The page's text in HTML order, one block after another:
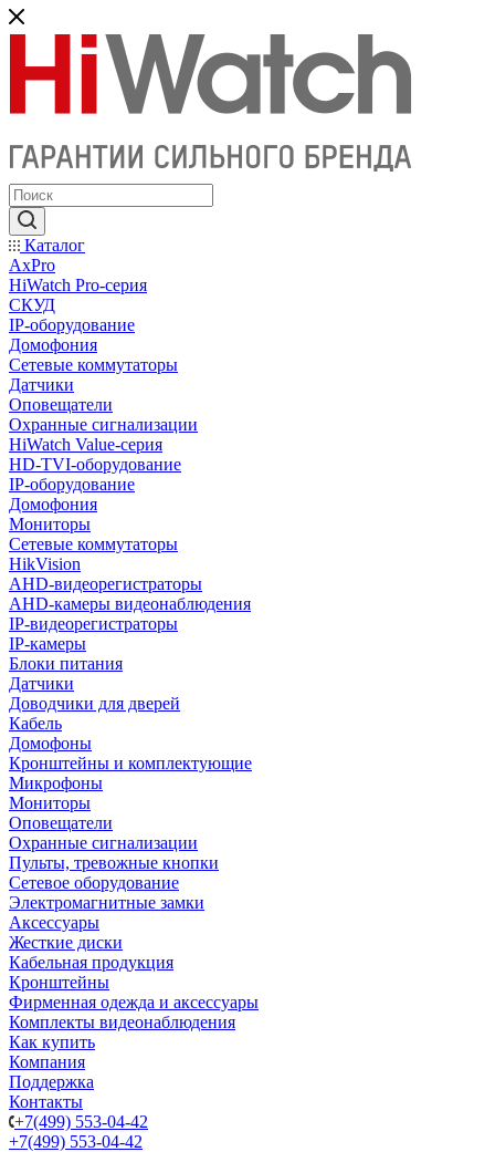
Каталог
AxPro
HiWatch Pro-серия
CКУД
IP-оборудование
Домофония
Сетевые коммутаторы
Датчики
Оповещатели
Охранные сигнализации
HiWatch Value-серия
HD-TVI-оборудование
IP-оборудование
Домофония
Мониторы
Сетевые коммутаторы
HikVision
AHD-видеорегистраторы
AHD-камеры видеонаблюдения
IP-видеорегистраторы
IP-камеры
Блоки питания
Датчики
Доводчики для дверей
Кабель
Домофоны
Кронштейны и комплектующие
Микрофоны
Мониторы
Оповещатели
Охранные сигнализации
Пульты, тревожные кнопки
Сетевое оборудование
Электромагнитные замки
Аксессуары
Жесткие диски
Кабельная продукция
Кронштейны
Фирменная одежда и аксессуары
Комплекты видеонаблюдения
Как купить
Компания
Поддержка
Контакты
+7(499) 553-04-42
+7(499) 553-04-42